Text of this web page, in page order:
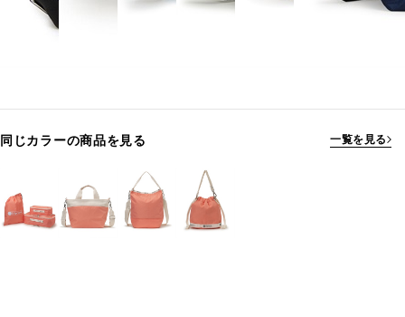
同じカラーの商品を見る 一覧を見る